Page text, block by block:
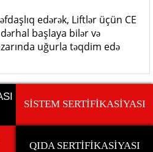
edərək, Liftlər üçün CE
başlaya bilər və
uğurla təqdim edə
SİSTEM SERTİFİKASİYASI
QIDA SERTİFİKASİYASI